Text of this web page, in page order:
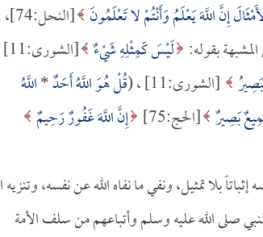
إِنَّ اللَّهَ يَعْلَمُ وَأَنْتُمْ لا تَعْلَمُونَ
[النحل:74]،
لَيْسَ كَمِثْلِهِ شَيْءٌ [الشورى:11]
[الشورى:11] ، ( قُلْ هُوَ اللَّهُ أَحَدٌ*اللَّهُ
بَصِيرٌ [الحج:75]
إِنَّ اللَّهَ غَفُورٌ رَحِيمٌ
بلا تمثيل، ونفي ما نفاه الله عن نفسه، وتنزيه
صلى الله عليه وسلم وأتباعهم من سلف الأمة